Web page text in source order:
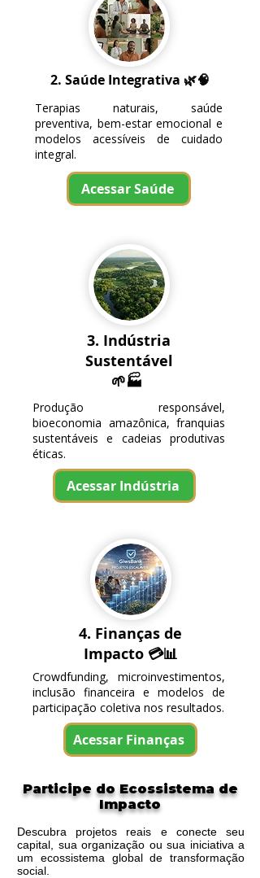
2. Saúde Integrativa 🌿🧠
Terapias naturais, saúde
preventiva, bem-estar emocional e
modelos acessíveis de cuidado
integral.
Acessar Saúde
3. Indústria
Sustentável
🌱🏭
Produção responsável,
bioeconomia amazônica, franquias
sustentáveis e cadeias produtivas
éticas.
Acessar Indústria
4. Finanças de
Impacto 💳📊
Crowdfunding, microinvestimentos,
inclusão financeira e modelos de
participação coletiva nos resultados.
Acessar Finanças
Participe do Ecossistema de
Impacto
Descubra projetos reais e conecte seu
capital, sua organização ou sua iniciativa a
um ecossistema global de transformação
social.